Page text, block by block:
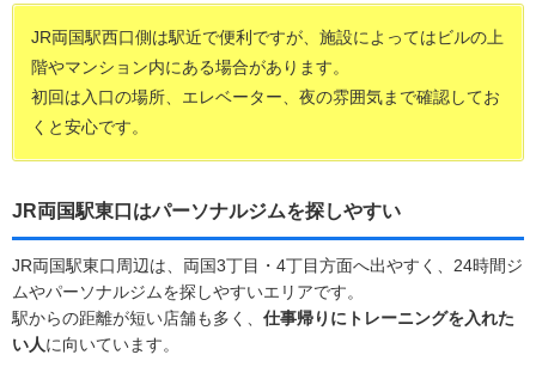
JR両国駅西口側は駅近で便利ですが、施設によってはビルの上
階やマンション内にある場合があります。
初回は入口の場所、エレベーター、夜の雰囲気まで確認してお
くと安心です。
JR両国駅東口はパーソナルジムを探しやすい
JR両国駅東口周辺は、両国3丁目・4丁目方面へ出やすく、24時間ジ
ムやパーソナルジムを探しやすいエリアです。
駅からの距離が短い店舗も多く、 仕事帰りにトレーニングを入れた
い人に向いています。